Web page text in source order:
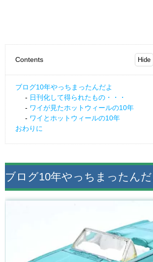
Contents
ブログ10年やっちまったんだよ
日刊化して得られたもの・・・
ワイが見たホットウィールの10年
ワイとホットウィールの10年
おわりに
ブログ10年やっちまったんだ